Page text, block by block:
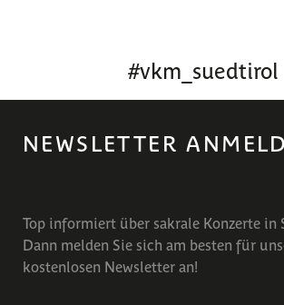
#vkm_suedtirol
NEWSLETTER
Top informiert über sakrale Konzerte in
Dann melden Sie sich am besten für
kostenlosen Newsletter an!